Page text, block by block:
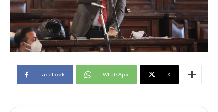
Facebook WhatsApp X